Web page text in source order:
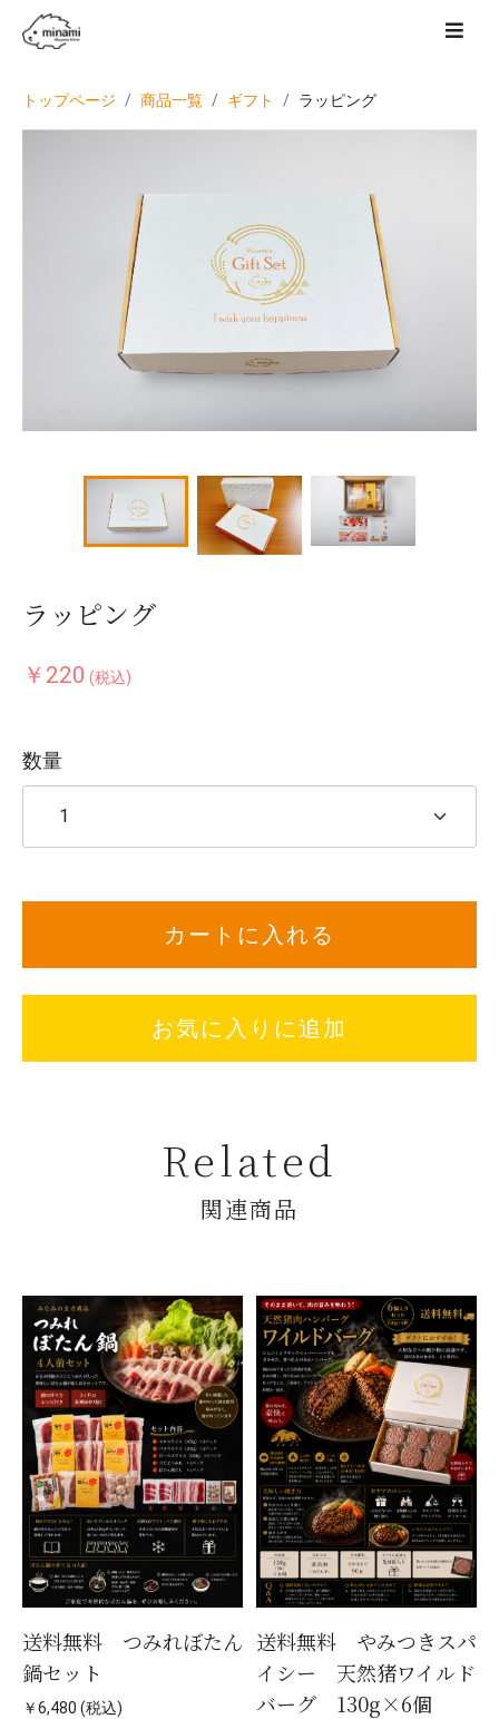
トップページ 商品一覧 ギフト ラッピング
ラッピング
￥220 (税込)
数量
カートに入れる
お気に入りに追加
Related
関連商品
送料無料 つみれぼたん
鍋セット
￥6,480 (税込)
送料無料 やみつきスパ
イシー 天然猪ワイルド
バーグ 130g×6個